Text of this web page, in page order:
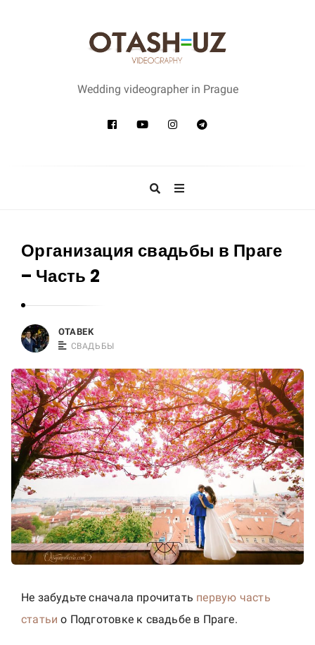
d
e
g
a
p
h
e
r
i
n
P
r
a
g
u
e
a
n
Wedding videographer in Prague
Организация свадьбы в Праге
– Часть 2
OTABEK
СВАДЬБЫ
Не забудьте сначала прочитать первую часть
статьи о Подготовке к свадьбе в Праге.